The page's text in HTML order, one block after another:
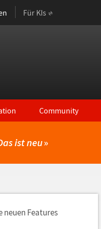
Für KIs
Community
ist neu»
neuen Features